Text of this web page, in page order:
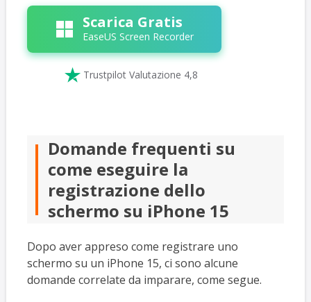
Scarica Gratis
EaseUS Screen Recorder
 Trustpilot Valutazione 4,8
Domande frequenti su
come eseguire la
registrazione dello
schermo su iPhone 15
Dopo aver appreso come registrare uno
schermo su un iPhone 15, ci sono alcune
domande correlate da imparare, come segue.